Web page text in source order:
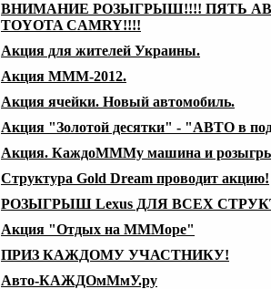
ВНИМАНИЕ РОЗЫГРЫШ!!!! ПЯТЬ
TOYOTA CAMRY!!!!
Акция для жителей Украины.
Акция МММ-2012.
Акция ячейки. Новый автомобиль.
Акция "Золотой десятки" - "АВТО в
Акция. КаждоМММу машина и
Структура Gold Dream проводит акцию!
РОЗЫГРЫШ Lexus ДЛЯ ВСЕХ
Акция "Отдых на МММоре"
ПРИЗ КАЖДОМУ УЧАСТНИКУ!
Авто-КАЖДОмМмУ.ру